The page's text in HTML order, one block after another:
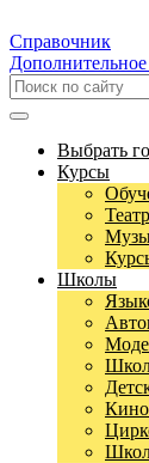
Справочник
Выбрать
Курсы
Школы